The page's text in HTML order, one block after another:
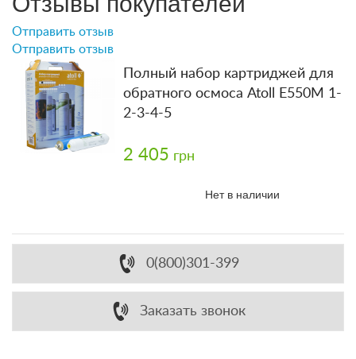
Отправить отзыв
Отправить отзыв
Полный набор картриджей для
обратного осмоса Atoll Е550M 1-
2-3-4-5
2 405 грн
Нет в наличии
0(800)301-399
Заказать звонок